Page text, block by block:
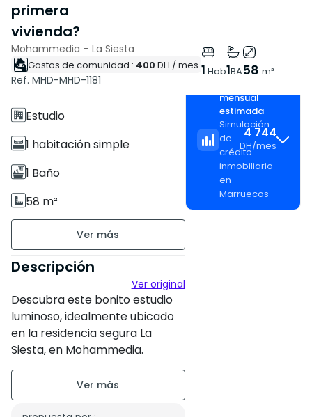
primera
vivienda?
Mohammedia – La Siesta
Gastos de comunidad : 400 DH / mes
Ref. MHD-MHD-1181
1 Hab1BA58 m²
Características
Con Ascensor
Estudio
1 habitación simple
1 Baño
58 m²
Sin amueblar
piso2 en 3
8 apartamentos por nivel
Antigüedad de la
construcción : Entre 6 y 10
años
Estado de la propiedad :
Correcto
Descripción
Ver original
Descubra este bonito estudio
luminoso, idealmente ubicado
en la residencia segura La
Siesta, en Mohammedia.
Con sus 58 m² perfectamente
distribuidos, esta propiedad
mensual
estimada
Simulación
de
crédito
inmobiliario
en
Marruecos
4 744
DH/mes